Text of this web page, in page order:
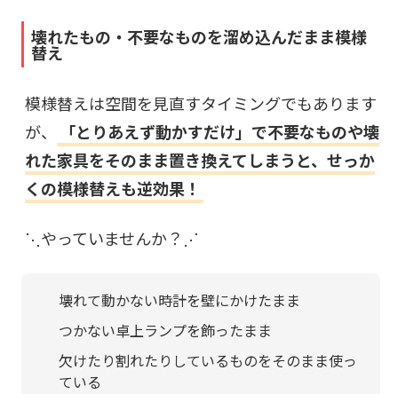
壊れたもの・不要なものを溜め込んだまま模様
替え
模様替えは空間を見直すタイミングでもあります
が、
「とりあえず動かすだけ」で不要なものや壊
れた家具をそのまま置き換えてしまうと、せっか
くの模様替えも逆効果！
⋱やっていませんか？⋰
壊れて動かない時計を壁にかけたまま
つかない卓上ランプを飾ったまま
欠けたり割れたりしているものをそのまま使っ
ている